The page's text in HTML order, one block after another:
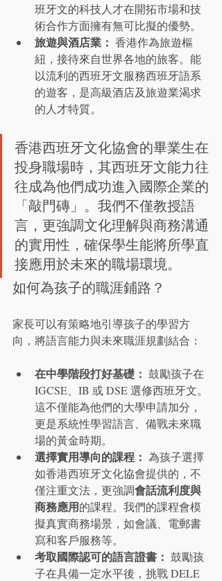
班牙文的科技人才在開拓市場和技
術合作方面擁有無可比擬的優勢。
旅遊與酒店業： 香港作為旅遊樞
紐，接待來自世界各地的旅客。能
以流利的西班牙文服務西班牙語系
的遊客，是高級酒店及旅遊業渴求
的人才特質。
香港西班牙文化協會的畢業生在
投身職場時，其西班牙文能力往
往成為他們成功進入國際企業的
「敲門磚」。我們不僅教授語
言，更強調文化理解與商務溝通
的實用性，確保學生能將所學直
接應用於未來的職場環境。
如何為孩子的職涯鋪路？
家長可以有策略地引導孩子的學習方
向，將語言能力與未來職涯規劃結合：
在中學階段打好基礎： 鼓勵孩子在
IGCSE、IB 或 DSE 選修西班牙文。
這不僅能為他們的大學申請加分，
更是系統性學習語言、備戰未來職
場的黃金時期。
選擇實用導向的課程： 為孩子選擇
如香港西班牙文化協會提供的，不
僅注重文法，更強調會話流利度與
商務應用的課程。我們的課程會模
擬真實商務場景，如會議、電郵書
寫和客戶服務等。
考取國際認可的語言證書： 鼓勵孩
子在具備一定水平後，挑戰 DELE